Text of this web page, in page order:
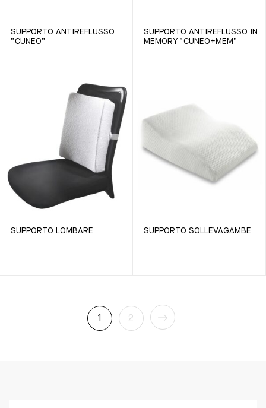
SUPPORTO ANTIREFLUSSO
“CUNEO”
SUPPORTO ANTIREFLUSSO IN
MEMORY “CUNEO+MEM”
SUPPORTO LOMBARE SUPPORTO SOLLEVAGAMBE
1 2